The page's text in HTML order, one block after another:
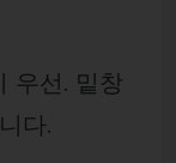
우선. 밑창
다.